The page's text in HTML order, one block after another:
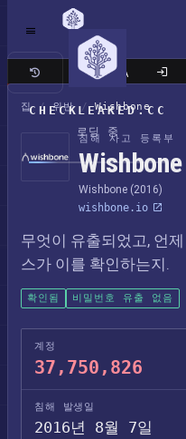
CHECKLEAKED.CC
로딩 중
클래식 사이트
집 / 위반 / Wishbone
침해 사고 등록부
Wishbone (2016)
wishbone.io
무엇이 유출되었고, 언
스가 이를 확인하는지.
확인됨 비밀번호 유출 없음
계정
37,750,826
침해 발생일
2016년 8월 7일